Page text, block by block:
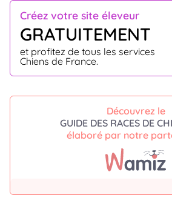
Créez votre site éleveur
GRATUITEMENT
et profitez de tous les services
Chiens de France.
Découvrez le
GUIDE DES RACES DE
élaboré par notre